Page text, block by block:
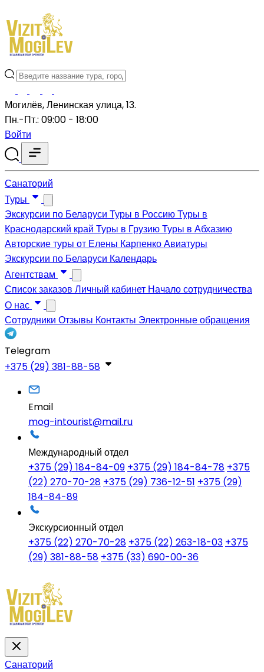
Могилёв, Ленинская улица, 13.
Пн.-Пт.: 09:00 - 18:00
Войти
Санаторий
Туры
Экскурсии по Беларуси Туры в РоссиюТуры в
Краснодарский край Туры в ГрузиюТуры в Абхазию
Авторские туры от Елены КарпенкоАвиатуры
Экскурсии по Беларуси Календарь
Агентствам
Список заказов Личный кабинет Начало сотрудничества
О нас
Сотрудники Отзывы Контакты Электронные обращения
Telegram
+375 (29) 381-88-58
Email
mog-intourist@mail.ru
Международный отдел
+375 (29) 184-84-09 +375 (29) 184-84-78 +375
(22) 270-70-28 +375 (29) 736-12-51 +375 (29)
184-84-89
Экскурсионный отдел
+375 (22) 270-70-28 +375 (22) 263-18-03 +375
(29) 381-88-58 +375 (33) 690-00-36
Санаторий